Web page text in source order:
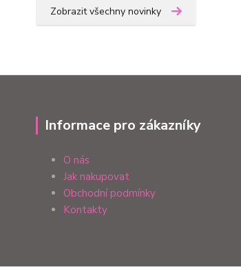
Zobrazit všechny novinky
Informace pro zákazníky
O nás
Jak nakupovat
Obchodní podmínky
Kontakty